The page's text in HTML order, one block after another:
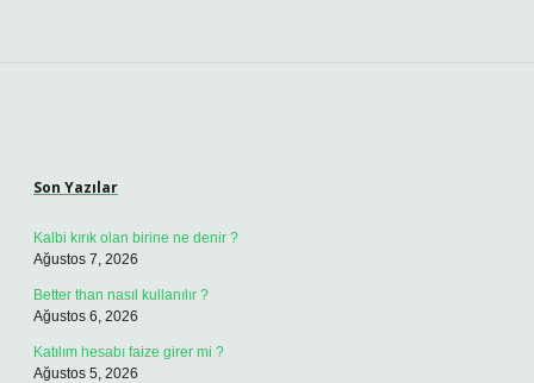
Son Yazılar
Kalbi kırık olan birine ne denir ?
Ağustos 7, 2026
Better than nasıl kullanılır ?
Ağustos 6, 2026
Katılım hesabı faize girer mi ?
Ağustos 5, 2026